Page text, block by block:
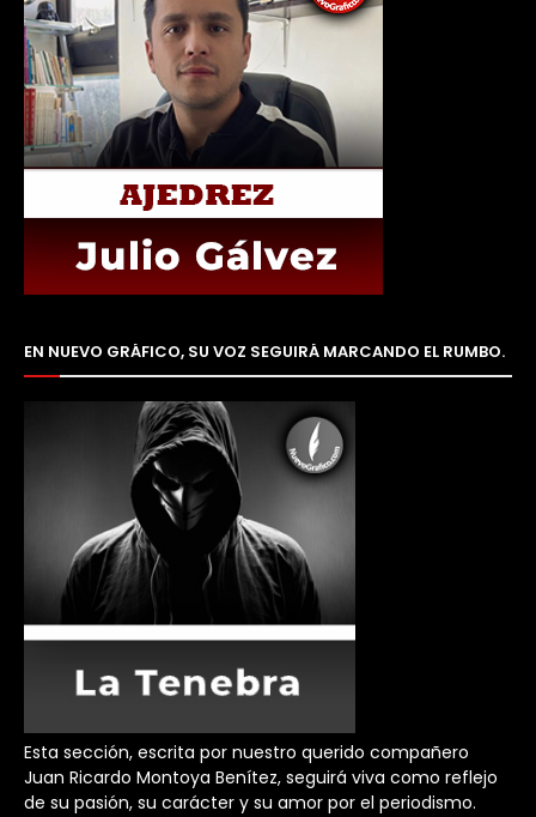
EN NUEVO GRÁFICO, SU VOZ SEGUIRÁ MARCANDO EL RUMBO.
Esta sección, escrita por nuestro querido compañero
Juan Ricardo Montoya Benítez, seguirá viva como reflejo
de su pasión, su carácter y su amor por el periodismo.